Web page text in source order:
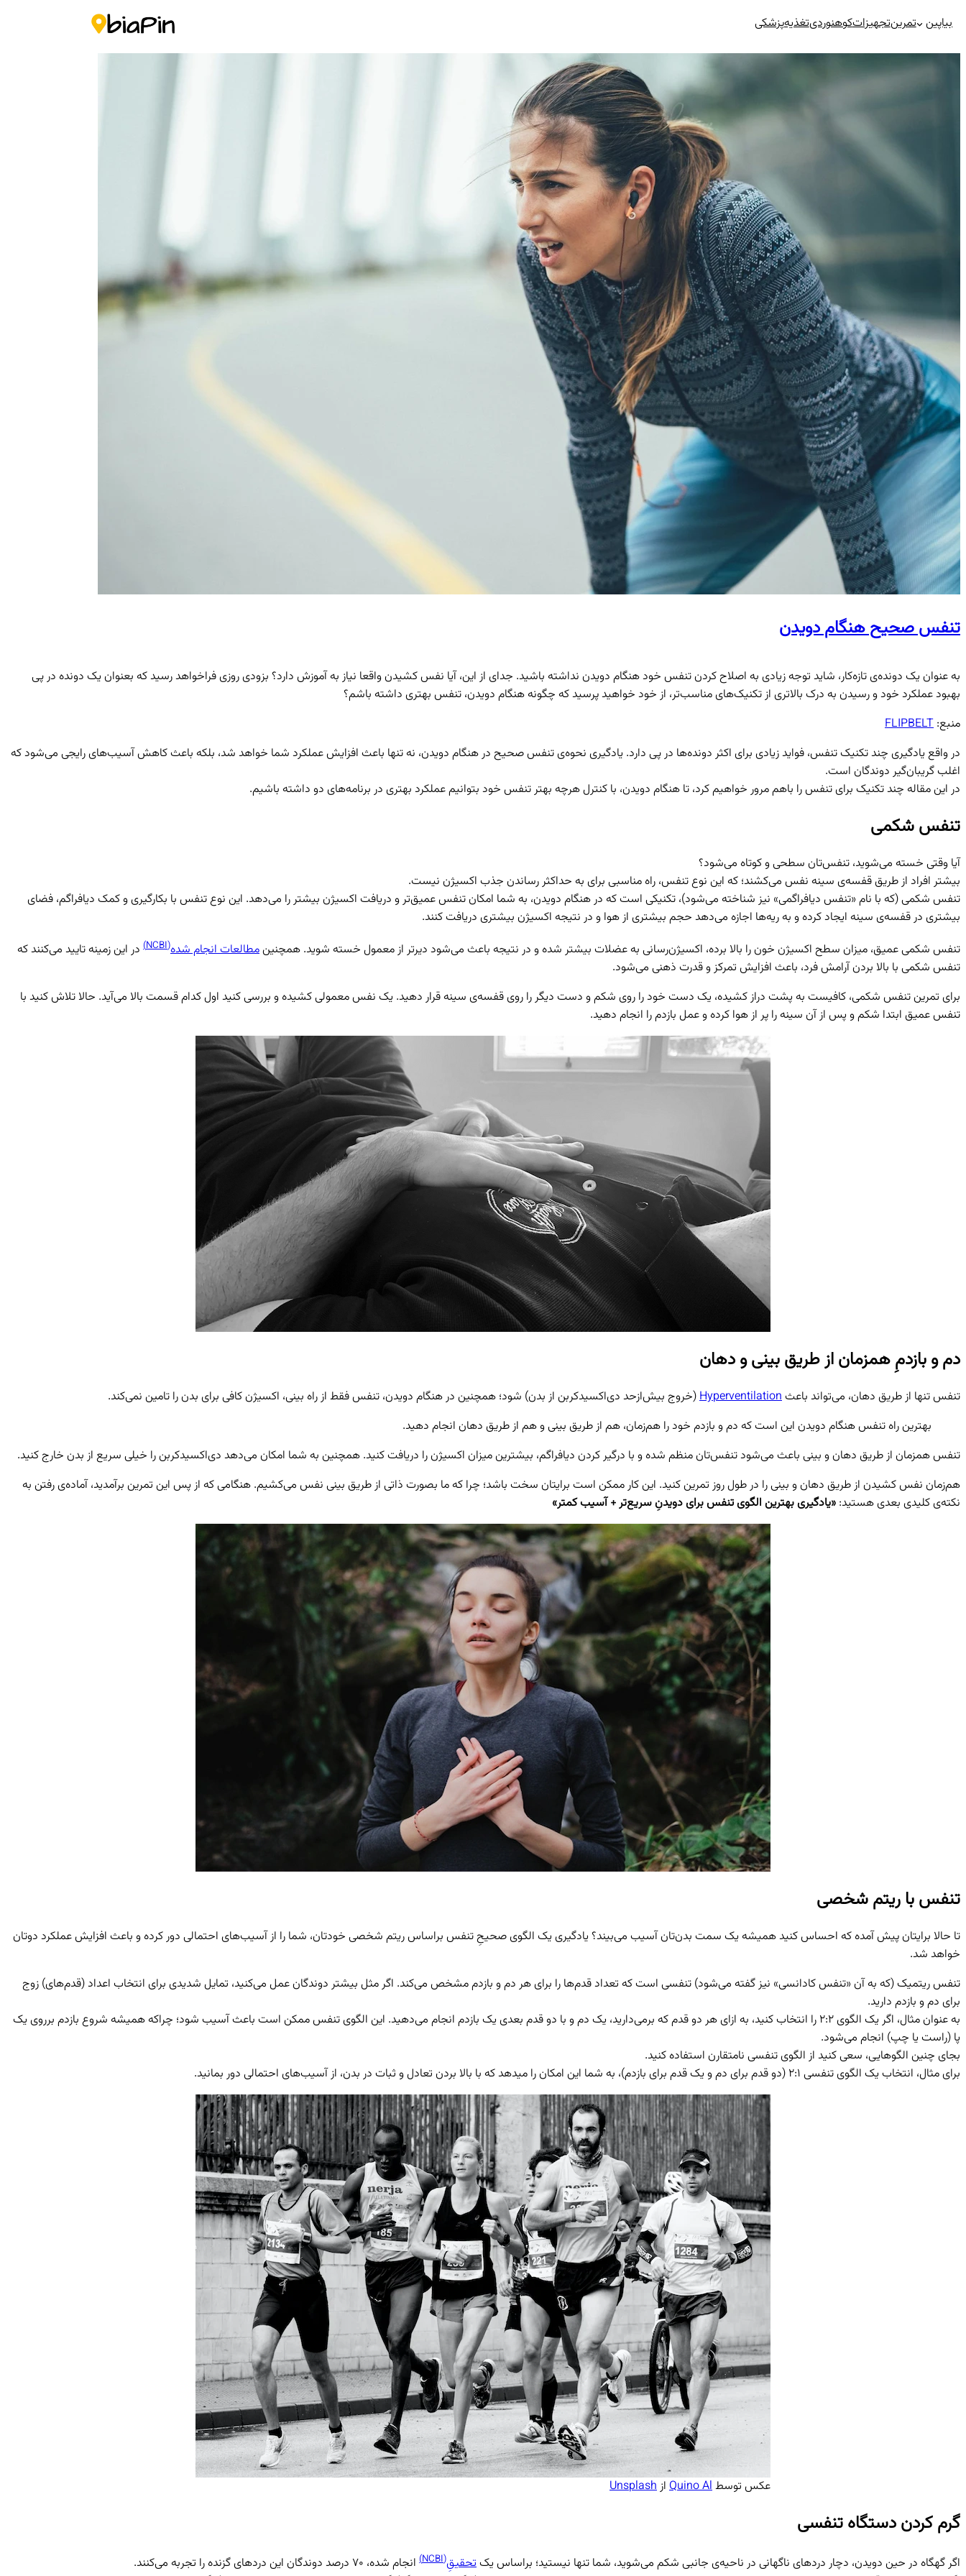
رفتن
به
محتوا
بیاپین تمرینتجهیزاتکوهنوردیتغذیهپزشکی
تنفس صحیح هنگام دویدن
به عنوان یک دونده‌ی تازه‌کار، شاید توجه زیادی به اصلاح کردن تنفس خود هنگام دویدن نداشته باشید. جدای از این، آیا نفس کشیدن واقعا نیاز به آموزش دارد؟ بزودی روزی فراخواهد رسید که بعنوان یک دونده در پی
بهبود عملکرد خود و رسیدن به درک بالاتری از تکنیک‌های مناسب‌تر، از خود خواهید پرسید که چگونه هنگام دویدن، تنفس بهتری داشته باشم؟
منبع: FLIPBELT
در واقع یادگیری چند تکنیک تنفس، فواید زیادی برای اکثر دونده‌ها در پی دارد. یادگیری نحوه‌ی تنفس صحیح در هنگام دویدن، نه تنها باعث افزایش عملکرد شما خواهد شد، بلکه باعث کاهش آسیب‌های رایجی می‌شود که
اغلب گریبان‌گیر دوندگان است.
در این مقاله چند تکنیک برای تنفس را باهم مرور خواهیم کرد، تا هنگام دویدن، با کنترل هرچه بهتر تنفس خود بتوانیم عملکرد بهتری در برنامه‌های دو داشته باشیم.
تنفس شکمی
آیا وقتی خسته می‌شوید، تنفس‌تان سطحی و کوتاه می‌شود؟
بیشتر افراد از طریق قفسه‌ی سینه نفس می‌کشند؛ که این نوع تنفس، راه مناسبی برای به حداکثر رساندن جذب اکسیژن نیست.
تنفس شکمی (که با نام «تنفس دیافراگمی» نیز شناخته می‌شود)، تکنیکی است که در هنگام دویدن، به شما امکان تنفس عمیق‌تر و دریافت اکسیژن بیشتر را می‌دهد. این نوع تنفس با بکارگیری و کمک دیافراگم، فضای
بیشتری در قفسه‌ی سینه ایجاد کرده و به ریه‌ها اجازه می‌دهد حجم بیشتری از هوا و در نتیجه اکسیژن بیشتری دریافت کنند.
تنفس شکمی عمیق، میزان سطح اکسیژن خون را بالا برده، اکسیژن‌رسانی به عضلات بیشتر شده و در نتیجه باعث می‌شود دیرتر از معمول خسته شوید. همچنینمطالعات انجام شده(NCBI)
در این زمینه تایید می‌کنند که
تنفس شکمی با بالا بردن آرامش فرد، باعث افزایش تمرکز و قدرت ذهنی می‌شود.
برای تمرین تنفس شکمی، کافیست به پشت دراز کشیده، یک دست خود را روی شکم و دست دیگر را روی قفسه‌ی سینه قرار دهید. یک نفس معمولی کشیده و بررسی کنید اول کدام قسمت بالا می‌آید. حالا تلاش کنید با
تنفس عمیق ابتدا شکم و پس از آن سینه را پر از هوا کرده و عمل بازدم را انجام دهید.
دم و بازدمِ همزمان از طریق بینی و دهان
تنفس تنها از طریق دهان، می‌تواند باعثHyperventilation(خروج بیش‌ازحد دی‌اکسیدکربن از بدن) شود؛ همچنین در هنگام دویدن، تنفس فقط از راه بینی، اکسیژن کافی برای بدن را تامین نمی‌کند.
بهترین راه تنفس هنگام دویدن این است که دم و بازدم خود را هم‌زمان، هم از طریق بینی و هم از طریق دهان انجام دهید.
تنفس همزمان از طریق دهان و بینی باعث می‌شود تنفس‌تان منظم شده و با درگیر کردن دیافراگم، بیشترین میزان اکسیژن را دریافت کنید. همچنین به شما امکان می‌دهد دی‌اکسیدکربن را خیلی سریع از بدن خارج کنید.
هم‌زمان نفس کشیدن از طریق دهان و بینی را در طول روز تمرین کنید. این کار ممکن است برایتان سخت باشد؛ چرا که ما بصورت ذاتی از طریق بینی نفس می‌کشیم. هنگامی که از پس این تمرین برآمدید، آماده‌ی رفتن به
نکته‌ی کلیدی بعدی هستید: «یادگیری بهترین الگوی تنفس برای دویدنِ سریع‌تر + آسیب کمتر»
تنفس با ریتم شخصی
تا حالا برایتان پیش آمده که احساس کنید همیشه یک سمت بدن‌تان آسیب می‌بیند؟ یادگیری یک الگوی صحیحِ تنفس براساس ریتم شخصی خودتان، شما را از آسیب‌های احتمالی دور کرده و باعث افزایش عملکرد دوتان
خواهد شد.
تنفس ریتمیک (که به آن «تنفس کادانسی» نیز گفته می‌شود) تنفسی است که تعداد قدم‌ها را برای هر دم و بازدم مشخص می‌کند. اگر مثل بیشتر دوندگان عمل می‌کنید، تمایل شدیدی برای انتخاب اعداد (قدم‌های) زوج
برای دم و بازدم دارید.
به عنوان مثال، اگر یک الگوی ۲:۲ را انتخاب کنید، به ازای هر دو قدم که برمی‌دارید، یک دم و با دو قدم بعدی یک بازدم انجام می‌دهید. این الگوی تنفس ممکن است باعث آسیب شود؛ چراکه همیشه شروع بازدم برروی یک
پا (راست یا چپ) انجام می‌شود.
بجای چنین الگوهایی، سعی کنید از الگوی تنفسی نامتقارن استفاده کنید.
برای مثال، انتخاب یک الگوی تنفسی ۲:۱ (دو قدم برای دم و یک قدم برای بازدم)، به شما این امکان را میدهد که با بالا بردن تعادل و ثبات در بدن، از آسیب‌های احتمالی دور بمانید.
عکس توسطQuino Al ازUnsplash
گرم کردن دستگاه تنفسی
اگر گهگاه در حین دویدن، دچار دردهای ناگهانی در ناحیه‌ی جانبی شکم می‌شوید، شما تنها نیستید؛ براساس یکتحقیقِ(NCBI)
انجام شده، ۷۰ درصد دوندگان این دردهای گزنده را تجربه می‌کنند.